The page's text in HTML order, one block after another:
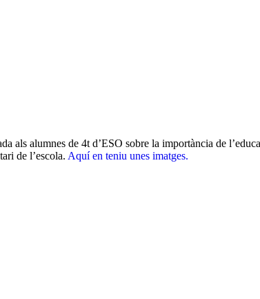
alumnes de 4t d’ESO sobre la importància de
de l’escola. Aquí en teniu unes imatges.